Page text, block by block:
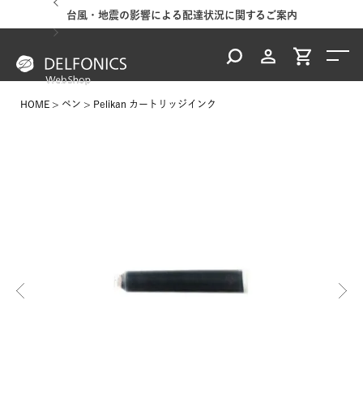
台風・地震の影響による配達状況に関するご案内
HOME ペン Pelikan カートリッジインク